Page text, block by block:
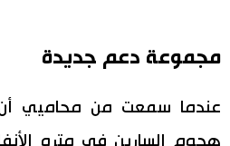
مجموعة دعم جديدة
عندما سمعت من محاميي
هجوم السارين في مترو